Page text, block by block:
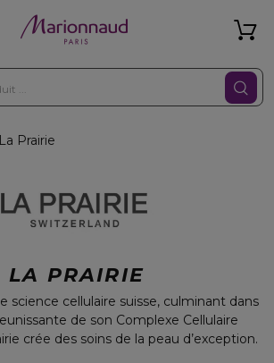
La Prairie
LA PRAIRIE
science cellulaire suisse, culminant dans
de son Complexe Cellulaire
crée des soins de la peau d’exception.